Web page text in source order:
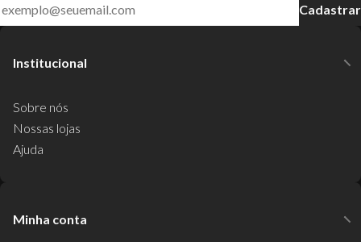
Cadastrar
Institucional
Sobre nós
Nossas lojas
Ajuda
Minha conta